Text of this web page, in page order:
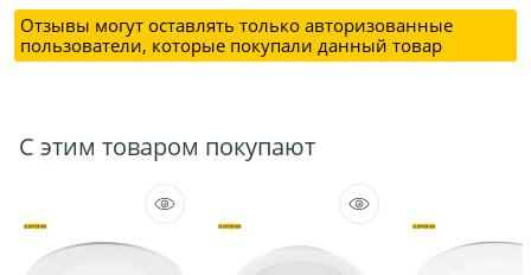
Отзывы могут оставлять только авторизованные
пользователи, которые покупали данный товар
С этим товаром покупают